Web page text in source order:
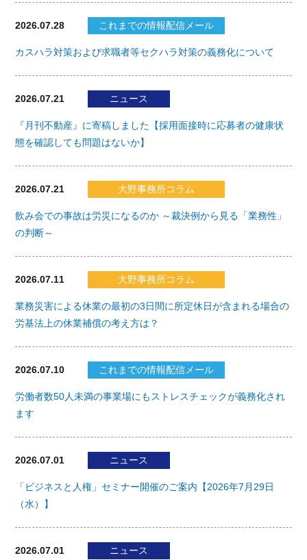
2026.07.28 これまでの情報配信メール
カスハラ対策および求職者等セクハラ対策の義務化について
2026.07.21 ニュース
『月刊不動産』に寄稿しました【採用面接時に応募者の健康状
態を確認しても問題はないか】
2026.07.21 大野事務所コラム
飲み会での事故は労災になるのか ～裁決例から見る「業務性」
の判断～
2026.07.11 大野事務所コラム
業務災害による休業の最初の3日間に所定休日が含まれる場合の
労基法上の休業補償の考え方は？
2026.07.10 これまでの情報配信メール
労働者数50人未満の事業場にもストレスチェックが義務化され
ます
2026.07.01 ニュース
「ビジネスと人権」セミナー開催のご案内【2026年7月29日
（水）】
2026.07.01 ニュース